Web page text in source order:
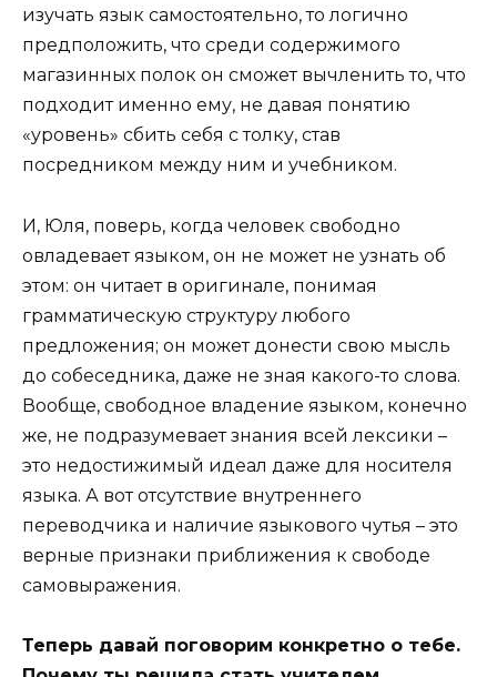
изучать язык самостоятельно, то логично
предположить, что среди содержимого
магазинных полок он сможет вычленить то, что
подходит именно ему, не давая понятию
«уровень» сбить себя с толку, став
посредником между ним и учебником.
И, Юля, поверь, когда человек свободно
овладевает языком, он не может не узнать об
этом: он читает в оригинале, понимая
грамматическую структуру любого
предложения; он может донести свою мысль
до собеседника, даже не зная какого-то слова.
Вообще, свободное владение языком, конечно
же, не подразумевает знания всей лексики –
это недостижимый идеал даже для носителя
языка. А вот отсутствие внутреннего
переводчика и наличие языкового чутья – это
верные признаки приближения к свободе
самовыражения.
Теперь давай поговорим конкретно о тебе.